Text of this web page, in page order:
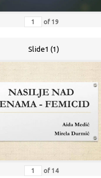
of 19
Slide1 (1)
of 14